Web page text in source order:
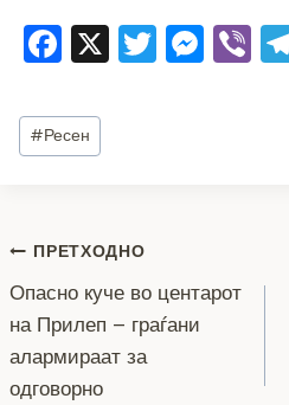
F
c
e
o
o
k
X T M Vi
Post
Tags:
#Ресен
Навигација
на
напис
ПРЕТХОДНО
Опасно куче во центарот
на Прилеп – граѓани
алармираат за
одговорно